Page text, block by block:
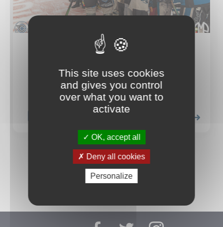
LA CAMPAGNE D’ABONNEMENTS
CONTINUE
TOUTES LES ACTUALITÉS
This site uses cookies
and gives you control
over what you want to
activate
OK, accept all
Deny all cookies
Personalize